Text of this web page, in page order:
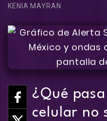
KENIA MAYRAN
¿Qué
celular no